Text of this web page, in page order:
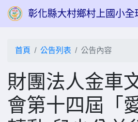
彰化縣大村鄉村上國小全
首頁 公告列表 公告內容
財團法人金車
會第十四屆「